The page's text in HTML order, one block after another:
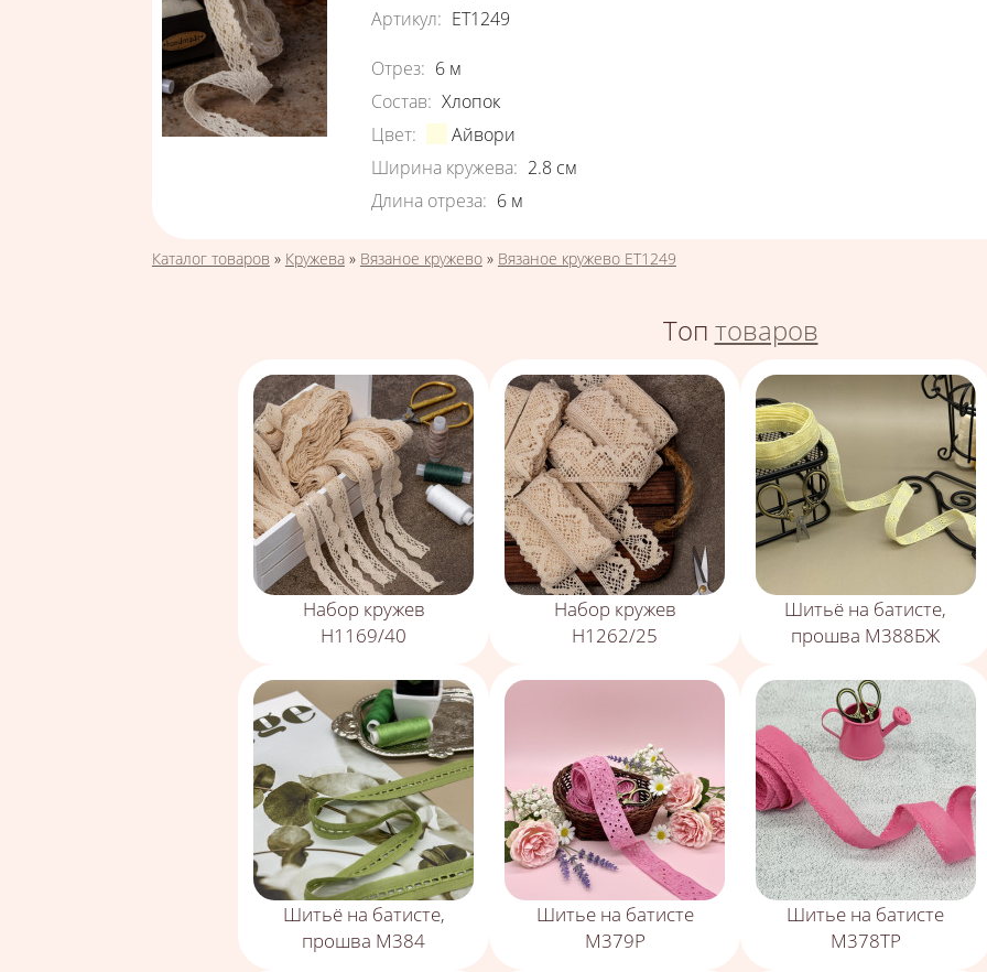
Артикул: ЕТ1249
Характеристики
Отрез: 6 м
Состав: Хлопок
Цвет:
Айвори
Ширина кружева: 2.8 см
Длина отреза: 6 м
Вы здесь
Каталог товаров » Кружева» Вязаное кружево» Вязаное кружево ЕТ1249
Топ товаров
Набор кружев
Н1169/40
Набор кружев
Н1262/25
Шитьё на батисте,
прошва М388БЖ
Шитьё на батисте,
прошва М384
Шитье на батисте
М379Р
Шитье на батисте
М378ТР